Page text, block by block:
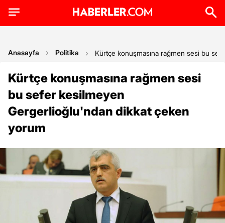
Anasayfa Politika Kürtçe konuşmasına rağmen sesi bu
Kürtçe konuşmasına rağmen sesi
bu sefer kesilmeyen
Gergerlioğlu'ndan dikkat çeken
yorum